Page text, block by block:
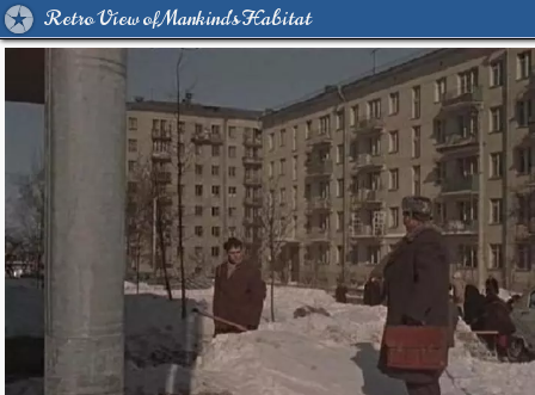
Retro View of Mankind's Habitat